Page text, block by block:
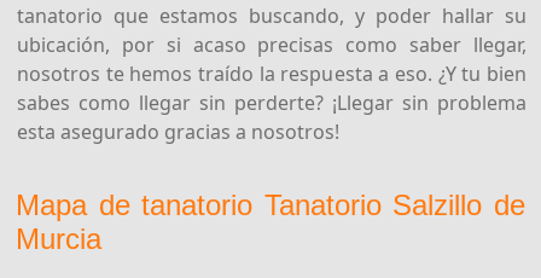
tanatorio que estamos buscando, y poder hallar su
ubicación, por si acaso precisas como saber llegar,
nosotros te hemos traído la respuesta a eso. ¿Y tu bien
sabes como llegar sin perderte? ¡Llegar sin problema
esta asegurado gracias a nosotros!
Mapa de tanatorio Tanatorio Salzillo de
Murcia